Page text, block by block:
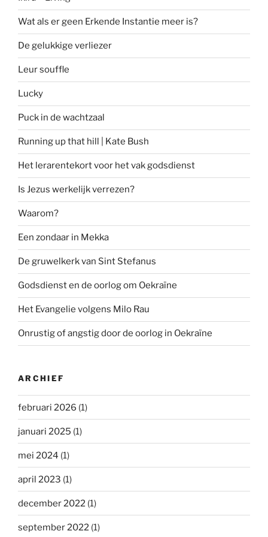
Wat als er geen Erkende Instantie meer is?
De gelukkige verliezer
Leur souffle
Lucky
Puck in de wachtzaal
Running up that hill | Kate Bush
Het lerarentekort voor het vak godsdienst
Is Jezus werkelijk verrezen?
Waarom?
Een zondaar in Mekka
De gruwelkerk van Sint Stefanus
Godsdienst en de oorlog om Oekraïne
Het Evangelie volgens Milo Rau
Onrustig of angstig door de oorlog in Oekraïne
ARCHIEF
februari 2026 (1)
januari 2025 (1)
mei 2024 (1)
april 2023 (1)
december 2022 (1)
september 2022 (1)